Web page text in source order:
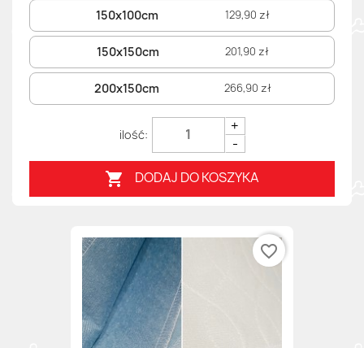
150x100cm 129,90 zł
150x150cm 201,90 zł
200x150cm 266,90 zł
+
-
 DODAJ DO KOSZYKA
favorite_border